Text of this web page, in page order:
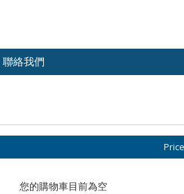
聯絡我們
您的購物車目前為空